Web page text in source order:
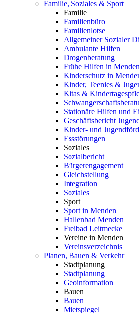
Familie, Soziales & Sport
Familie
Familienbüro
Familienlotse
Allgemeiner Sozialer
Ambulante Hilfen
Drogenberatung
Frühe Hilfen in Menden
Kinderschutz in
Kinder, Teenies &
Kitas &
Stationäre Hilfen und
Geschäftsbericht
Kinder- und
Essstörungen
Soziales
Sozialbericht
Bürgerengagement
Gleichstellung
Integration
Soziales
Sport
Sport in Menden
Hallenbad Menden
Freibad Leitmecke
Vereine in Menden
Vereinsverzeichnis
Planen, Bauen & Verkehr
Stadtplanung
Stadtplanung
Geoinformation
Bauen
Bauen
Mietspiegel